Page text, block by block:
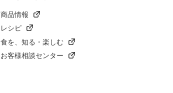
商品情報
レシピ
食を、知る・楽しむ
お客様相談センター